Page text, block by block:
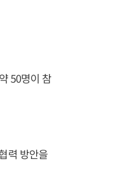
50명이 참
력 방안을